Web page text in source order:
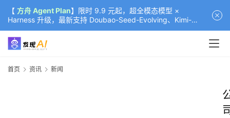
【 方舟 Agent Plan】限时 9.9 元起，超全模态模型 ×
Harness 升级，最新支持 Doubao-Seed-Evolving、Kimi-
K3（部分）、GLM-5.2
首页 资讯 新闻